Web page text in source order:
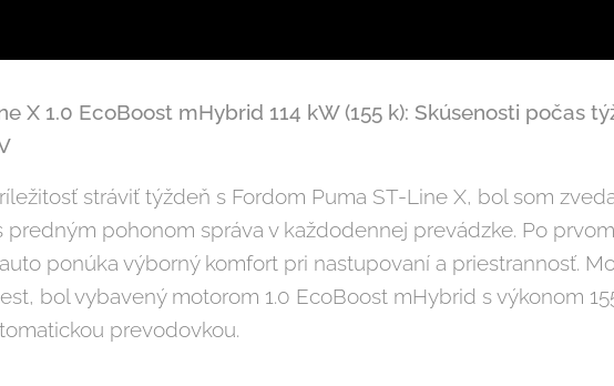
X 1.0 EcoBoost mHybrid 114 kW (155 k): Skúsenosti počas
stráviť týždeň s Fordom Puma ST-Line X, bol som
predným pohonom správa v každodennej prevádzke. Po
ponúka výborný komfort pri nastupovaní a priestrannosť.
bol vybavený motorom 1.0 EcoBoost mHybrid s výkonom
prevodovkou.